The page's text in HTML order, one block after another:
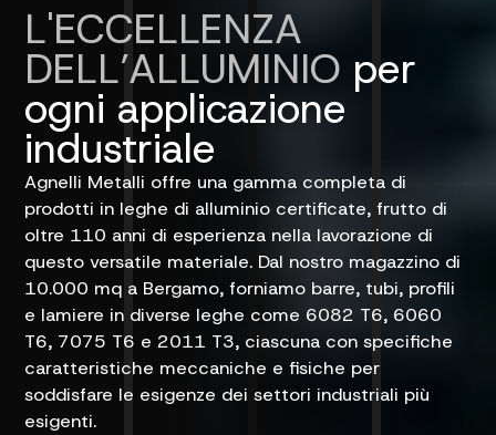
L'ECCELLENZA
DELL’ALLUMINIO per
ogni applicazione
industriale
Agnelli Metalli offre una gamma completa di
prodotti in leghe di alluminio certificate, frutto di
oltre 110 anni di esperienza nella lavorazione di
questo versatile materiale. Dal nostro magazzino di
10.000 mq a Bergamo, forniamo barre, tubi, profili
e lamiere in diverse leghe come 6082 T6, 6060
T6, 7075 T6 e 2011 T3, ciascuna con specifiche
caratteristiche meccaniche e fisiche per
soddisfare le esigenze dei settori industriali più
esigenti.